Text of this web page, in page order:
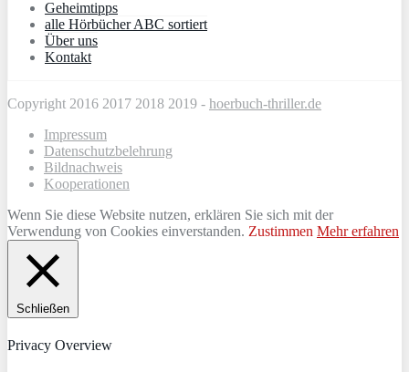
Geheimtipps
alle Hörbücher ABC sortiert
Über uns
Kontakt
Copyright 2016 2017 2018 2019 - hoerbuch-thriller.de
Impressum
Datenschutzbelehrung
Bildnachweis
Kooperationen
Wenn Sie diese Website nutzen, erklären Sie sich mit der
Verwendung von Cookies einverstanden. Zustimmen Mehr erfahren
Schließen
Privacy Overview